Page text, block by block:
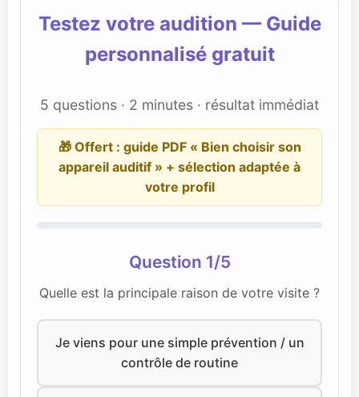
Testez votre audition — Guide
personnalisé gratuit
5 questions · 2 minutes · résultat immédiat
🎁 Offert : guide PDF « Bien choisir son
appareil auditif » + sélection adaptée à
votre profil
Question 1/5
Quelle est la principale raison de votre visite ?
Je viens pour une simple prévention / un
contrôle de routine